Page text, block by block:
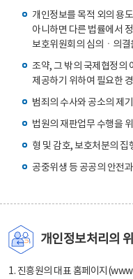
개인정보를 목적 외의 용
아니하면 다른 법률에서
보호위원회의 심의ㆍ의결
조약, 그 밖의 국제협정의
제공하기 위하여 필요한
범죄의 수사와 공소의 제
법원의 재판업무 수행을
형 및 감호, 보호처분의 집
공중위생 등 공공의 안전
개인정보처리의
1. 진흥원의 대표 홈페이지